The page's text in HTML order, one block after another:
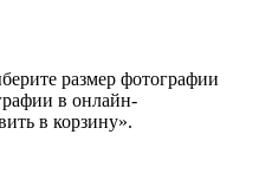
размер фотографии
в онлайн-
в корзину».